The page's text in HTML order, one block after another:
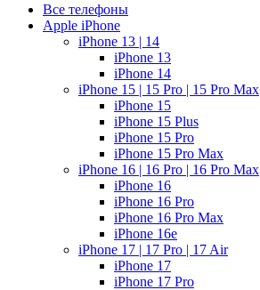
Все телефоны
Apple iPhone
iPhone 13 | 14
iPhone 13
iPhone 14
iPhone 15 | 15 Pro | 15 Pro Max
iPhone 15
iPhone 15 Plus
iPhone 15 Pro
iPhone 15 Pro Max
iPhone 16 | 16 Pro | 16 Pro Max
iPhone 16
iPhone 16 Pro
iPhone 16 Pro Max
iPhone 16e
iPhone 17 | 17 Pro | 17 Air
iPhone 17
iPhone 17 Pro